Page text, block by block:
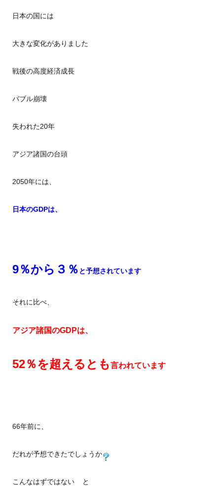
日本の国には
大きな変化がありました
戦後の高度経済成長
バブル崩壊
失われた20年
アジア諸国の台頭
2050年には、
日本のGDPは、
9％から３％ と予想されています
それに比べ、
アジア諸国のGDPは、
52％を超えるとも言われています
66年前に、
だれが予想できたでしょうか
こんなはずではない と